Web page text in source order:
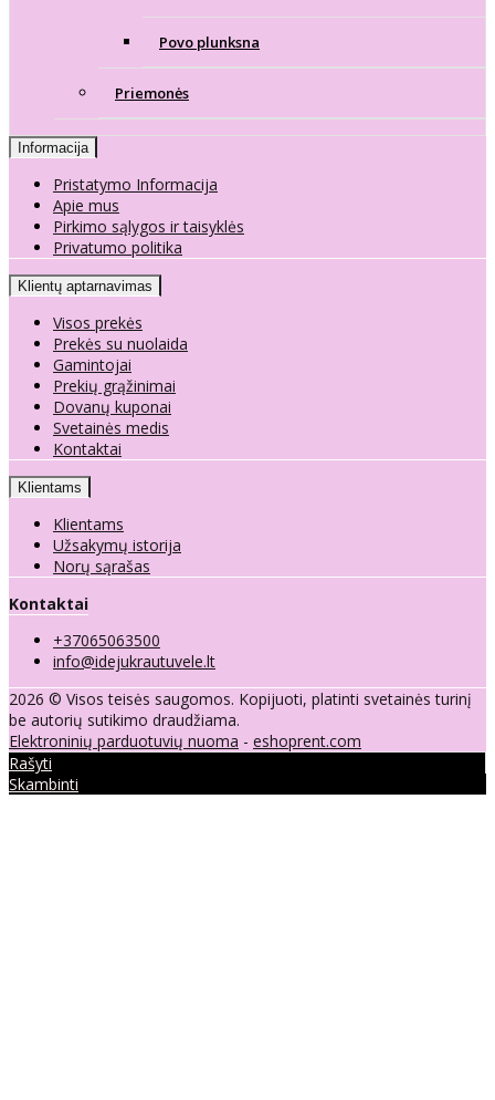
Povo plunksna
Priemonės
Informacija
Pristatymo Informacija
Apie mus
Pirkimo sąlygos ir taisyklės
Privatumo politika
Klientų aptarnavimas
Visos prekės
Prekės su nuolaida
Gamintojai
Prekių grąžinimai
Dovanų kuponai
Svetainės medis
Kontaktai
Klientams
Klientams
Užsakymų istorija
Norų sąrašas
Kontaktai
+37065063500
info@idejukrautuvele.lt
2026 © Visos teisės saugomos. Kopijuoti, platinti svetainės turinį
be autorių sutikimo draudžiama.
Elektroninių parduotuvių nuoma - eshoprent.com
Rašyti
Skambinti